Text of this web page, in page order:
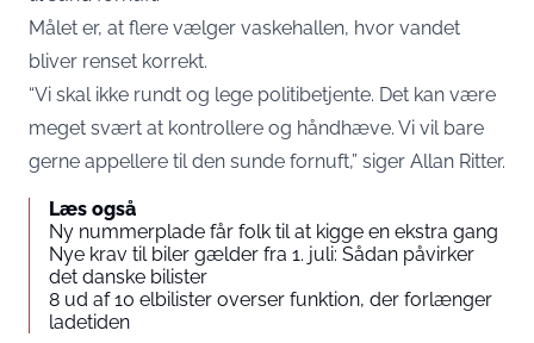
Målet er, at flere vælger vaskehallen, hvor vandet
bliver renset korrekt.
“Vi skal ikke rundt og lege politibetjente. Det kan være
meget svært at kontrollere og håndhæve. Vi vil bare
gerne appellere til den sunde fornuft,” siger Allan Ritter.
Læs også
Ny nummerplade får folk til at kigge en ekstra gang
Nye krav til biler gælder fra 1. juli: Sådan påvirker
det danske bilister
8 ud af 10 elbilister overser funktion, der forlænger
ladetiden